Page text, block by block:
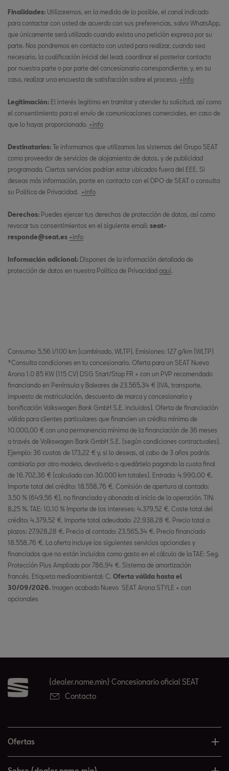
Finalidades: Utilizaremos, en la medida de lo posible, el canal indicado
para contactar con usted de acuerdo con sus preferencias, salvo WhatsApp,
que únicamente será utilizado cuando exista una petición expresa por su
parte. Nos pondremos en contacto con usted para realizar, cuando sea
necesario, la cualificación inicial del lead; coordinar el posterior contacto
por nuestra parte o por parte del concesionario correspondiente; y, en su
caso, realizar una encuesta de satisfacción sobre el proceso. +info
Legitimación: El interés legítimo en tramitar y atender tu solicitud, así como
el consentimiento para el envío de comunicaciones comerciales, en caso de
que lo hayas proporcionado. +info
Destinatarios: Te informamos que utilizamos los sistemas del Grupo SEAT
como proveedor de servicios de alojamiento de datos, y de publicidad
programada. Ciertos servicios podrían estar ubicados fuera del EEE. Si
deseas más información, ponte en contacto con el DPO de SEAT o consulta
su Política de Privacidad. +info
Derechos: Puedes ejercer tus derechos de protección de datos, así como
revocar tus consentimientos en el siguiente email: seat-
responde@seat.es +info
Información adicional: Dispones de la información detallada de
protección de datos en nuestra Política de Privacidad aquí
Consumo: 5,56 l/100 km (combinado, WLTP). Emisiones: 127 g/km (WLTP)
*Consulta condiciones en tu concesionario. Oferta para un SEAT Nuevo
Arona 1.0 85 KW (115 CV) DSG Start/Stop FR + con un PVP recomendado
financiando en Península y Baleares de 23.565,34 € (IVA, transporte,
impuesto de matriculación, descuento de marca y concesionario y
bonificación Volkswagen Bank GmbH S.E. incluidos). Oferta de financiación
válida para clientes particulares que financien un crédito mínimo de
10.000,00 € con una permanencia mínima de la financiación de 36 meses
a través de Volkswagen Bank GmbH S.E. (según condiciones contractuales).
Ejemplo: 36 cuotas de 173,22 € y, si lo deseas, al cabo de 3 años podrás
cambiarlo por otro modelo, devolverlo o quedártelo pagando la cuota final
de 16.702,36 € (calculada con 30.000 km totales). Entrada: 4.990,00 €.
Importe total del crédito: 18.558,76 €. Comisión de apertura al contado:
3,50 % (649,56 €), no financiada y abonada al inicio de la operación. TIN:
8,25 %. TAE: 10,10 % Importe de los intereses: 4.379,52 €. Coste total del
crédito: 4.379,52 €. Importe total adeudado: 22.938,28 €. Precio total a
plazos: 27.928,28 €. Precio al contado: 23.565,34 €. Precio financiado
18.558,76 €. La oferta incluye los siguientes servicios opcionales y
financiados que no están incluidos como gasto en el cálculo de la TAE: Seg.
Protección Plus Ampliado por 786,94 €. Sistema de amortización
francés. Etiqueta medioambiental: C. Oferta válida hasta el
30/09/2026. Imagen acabado Nuevo SEAT Arona STYLE + con
opcionales
{dealer.name.min} Concesionario oficial SEAT
Contacto
Ofertas